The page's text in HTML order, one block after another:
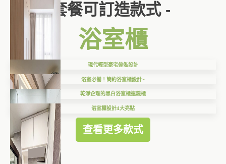
套餐可訂造款式 -
浴室櫃
現代輕型豪宅傢俬設計
浴室必備！簡約浴室櫃設計~
乾淨企理的黑白浴室櫃連鏡櫃
浴室櫃設計4大亮點
查看更多款式